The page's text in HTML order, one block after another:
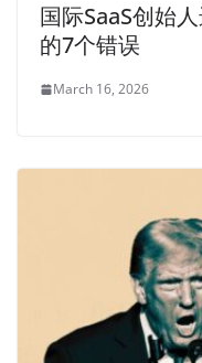
国际SaaS创始
的7个错误
March 16, 2026